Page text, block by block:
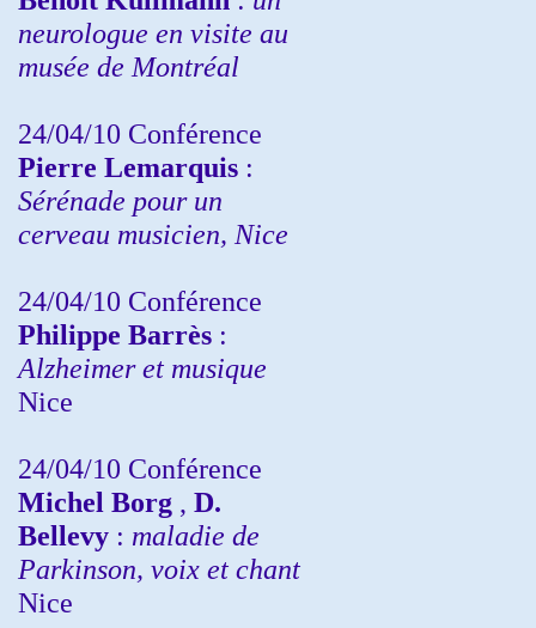
neurologue en visite au
musée de Montréal
24/04/10 Conférence
Pierre Lemarquis :
Sérénade pour un
cerveau musicien, Nice
24/04/10 Conférence
Philippe Barrès :
Alzheimer et musique
Nice
24/04/10 Conférence
Michel Borg , D.
Bellevy : maladie de
Parkinson, voix et chant
Nice